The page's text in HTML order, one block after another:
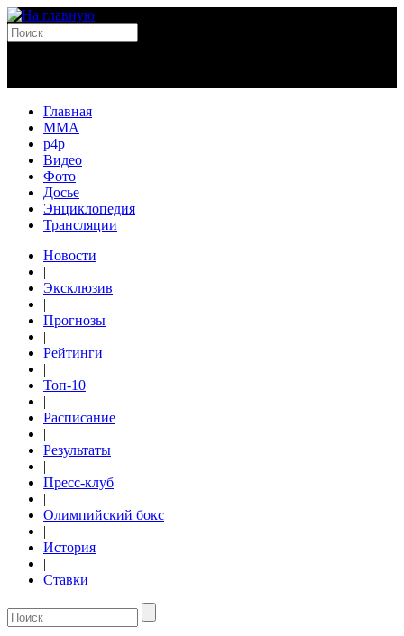
Главная
MMA
p4p
Видео
Фото
Досье
Энциклопедия
Трансляции
Новости
|
Эксклюзив
|
Прогнозы
|
Рейтинги
|
Топ-10
|
Расписание
|
Результаты
|
Пресс-клуб
|
Олимпийский бокс
|
История
|
Ставки